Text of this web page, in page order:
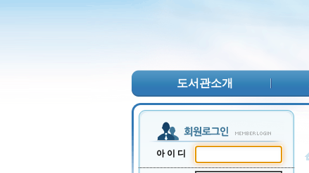
도서관소개
아이디